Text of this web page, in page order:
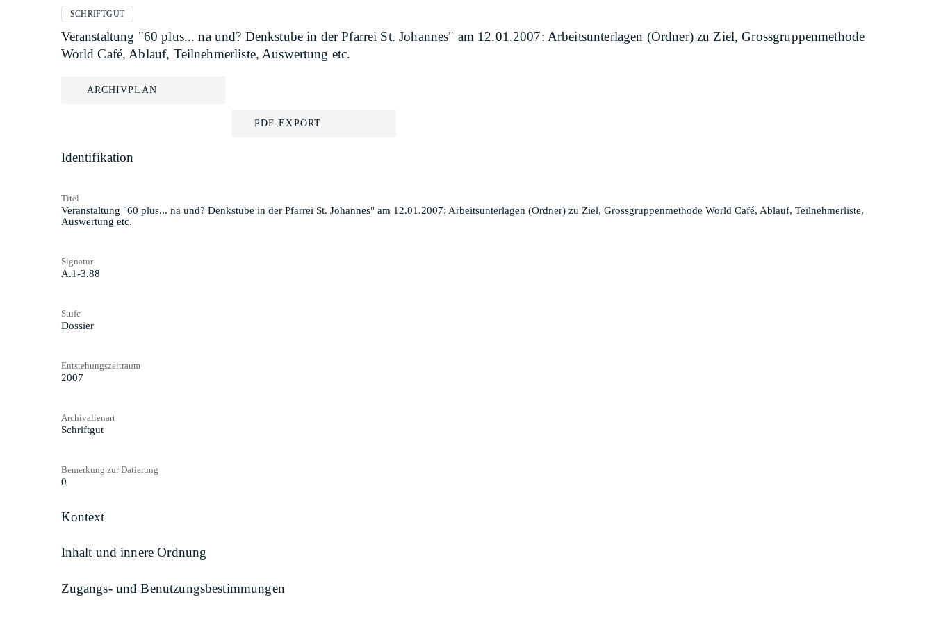
SCHRIFTGUT
Veranstaltung "60 plus... na und? Denkstube in der Pfarrei St. Johannes" am 12.01.2007: Arbeitsunterlagen (Ordner) zu Ziel, Grossgruppenmethode
World Café, Ablauf, Teilnehmerliste, Auswertung etc.
ARCHIVPLAN
PDF-EXPORT
Identifikation
Titel
Veranstaltung "60 plus... na und? Denkstube in der Pfarrei St. Johannes" am 12.01.2007: Arbeitsunterlagen (Ordner) zu Ziel, Grossgruppenmethode World Café, Ablauf, Teilnehmerliste,
Auswertung etc.
Signatur
A.1-3.88
Stufe
Dossier
Entstehungszeitraum
2007
Archivalienart
Schriftgut
Bemerkung zur Datierung
0
Kontext
Inhalt und innere Ordnung
Zugangs- und Benutzungsbestimmungen